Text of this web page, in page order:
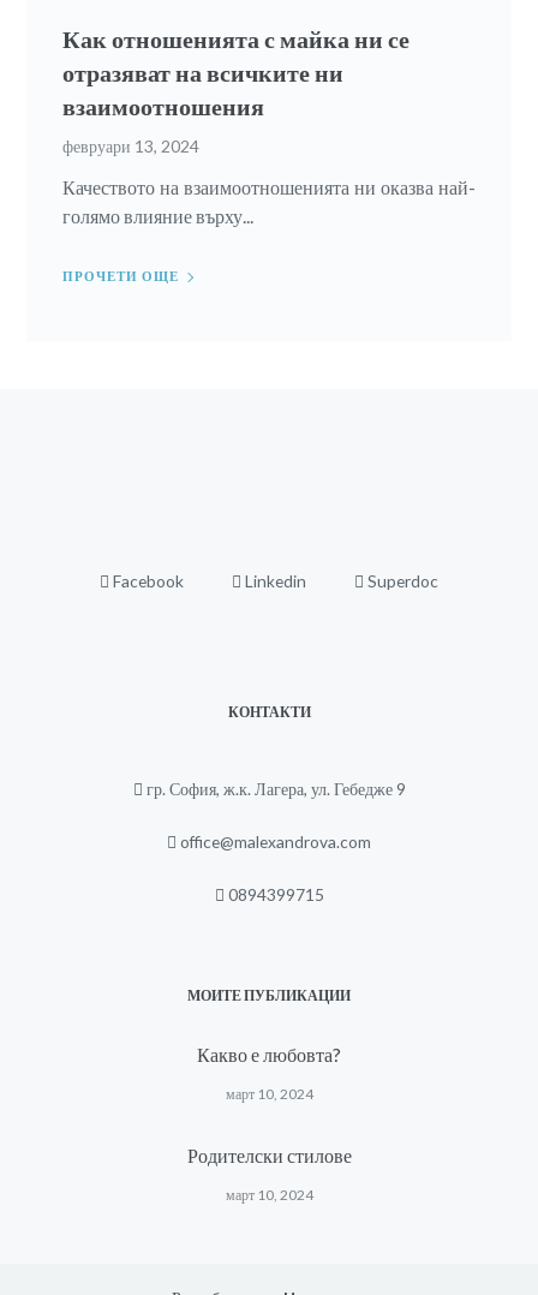
Как отношенията с майка ни се
отразяват на всичките ни
взаимоотношения
февруари 13, 2024
Качеството на взаимоотношенията ни оказва най-
голямо влияние върху...
ПРОЧЕТИ ОЩЕ
Facebook Linkedin Superdoc
КОНТАКТИ
гр. София, ж.к. Лагера, ул. Гебедже 9
office@malexandrova.com
0894399715
МОИТЕ ПУБЛИКАЦИИ
Какво е любовта?
март 10, 2024
Родителски стилове
март 10, 2024